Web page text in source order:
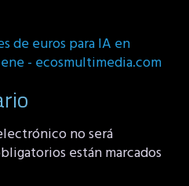
de euros para IA en
- ecosmultimedia.com
no será
están marcados